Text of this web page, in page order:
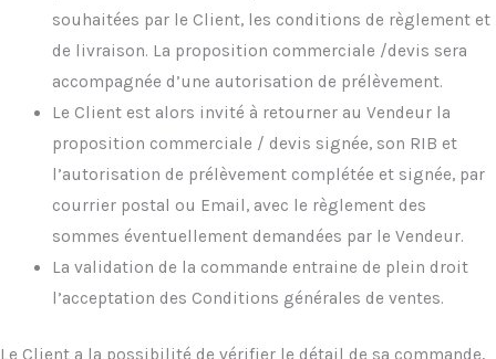
souhaitées par le Client, les conditions de règlement et
de livraison. La proposition commerciale /devis sera
accompagnée d’une autorisation de prélèvement.
Le Client est alors invité à retourner au Vendeur la
proposition commerciale / devis signée, son RIB et
l’autorisation de prélèvement complétée et signée, par
courrier postal ou Email, avec le règlement des
sommes éventuellement demandées par le Vendeur.
La validation de la commande entraine de plein droit
l’acceptation des Conditions générales de ventes.
Le Client a la possibilité de vérifier le détail de sa commande,